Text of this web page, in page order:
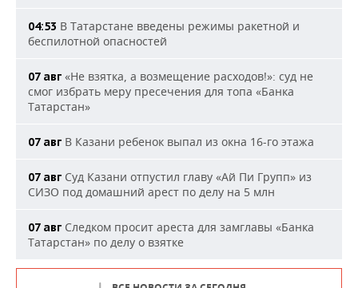
04:53 В Татарстане введены режимы ракетной и
беспилотной опасностей
07 авг «Не взятка, а возмещение расходов!»: суд не
смог избрать меру пресечения для топа «Банка
Татарстан»
07 авг В Казани ребенок выпал из окна 16-го этажа
07 авг Суд Казани отпустил главу «Ай Пи Групп» из
СИЗО под домашний арест по делу на 5 млн
07 авг Следком просит ареста для замглавы «Банка
Татарстан» по делу о взятке